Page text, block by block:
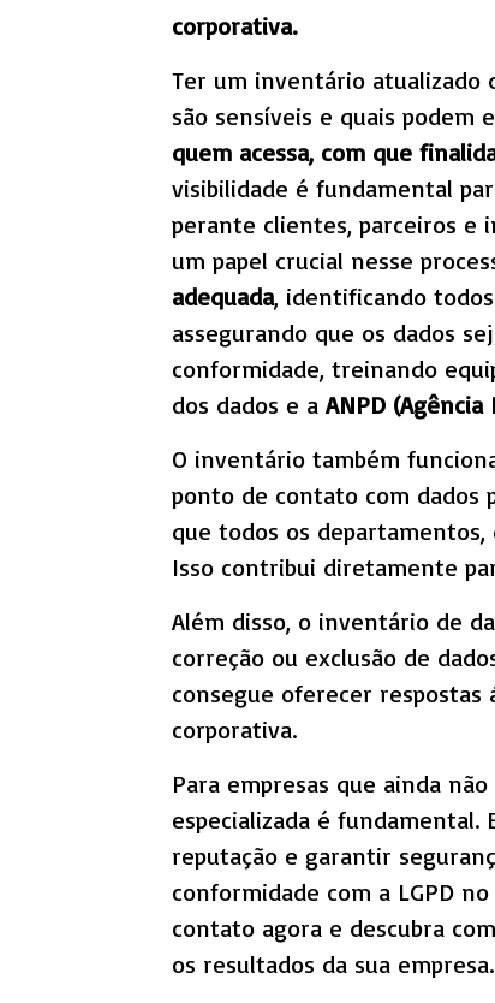
corporativa.
Ter um inventário atualizado
são sensíveis e quais podem
quem acessa, com que
visibilidade é fundamental
perante clientes, parceiros e
um papel crucial nesse
adequada, identificando
assegurando que os dados
conformidade, treinando
dos dados e a ANPD
O inventário também
ponto de contato com dados
que todos os
Isso contribui diretamente
Além disso, o inventário de
correção ou exclusão de
consegue oferecer
corporativa.
Para empresas que ainda
especializada é
reputação e garantir
conformidade com a LGPD
contato agora e descubra
os resultados da sua